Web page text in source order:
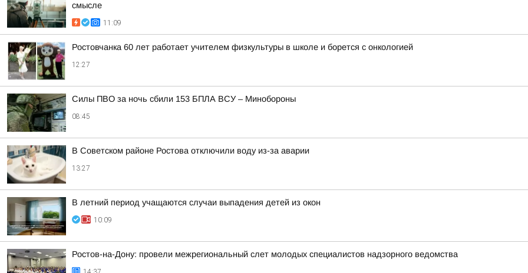
смысле
11:09
Ростовчанка 60 лет работает учителем физкультуры в школе и борется с онкологией
12:27
Силы ПВО за ночь сбили 153 БПЛА ВСУ – Минобороны
08:45
В Советском районе Ростова отключили воду из-за аварии
13:27
В летний период учащаются случаи выпадения детей из окон
10:09
Ростов-на-Дону: провели межрегиональный слет молодых специалистов надзорного ведомства